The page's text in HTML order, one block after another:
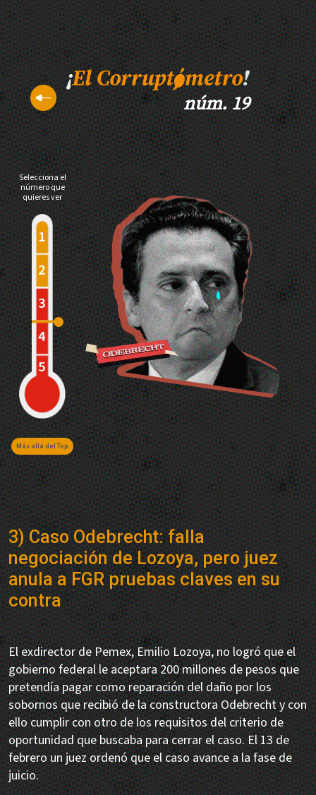
núm. 19
Selecciona el
número que
quieres ver
Más allá del Top
3) Caso Odebrecht: falla
negociación de Lozoya, pero juez
anula a FGR pruebas claves en su
contra
El exdirector de Pemex, Emilio Lozoya, no logró que el
gobierno federal le aceptara 200 millones de pesos que
pretendía pagar como reparación del daño por los
sobornos que recibió de la constructora Odebrecht y con
ello cumplir con otro de los requisitos del criterio de
oportunidad que buscaba para cerrar el caso. El 13 de
febrero un juez ordenó que el caso avance a la fase de
juicio.